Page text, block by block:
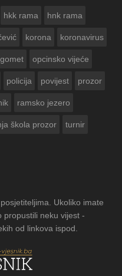
hkk rama hnk rama
korona koronavirus
opcinsko vijeće
policija povijest prozor
ramsko jezero
škola prozor turnir
Ukoliko imate
propustili neku vijest -
od linkova ispod.